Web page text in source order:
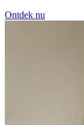
Ontdek nu